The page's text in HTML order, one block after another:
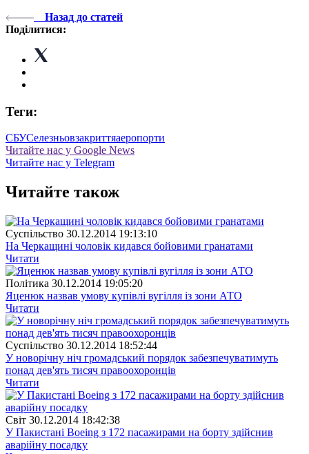
Назад до статей
Поділитися:
Теги:
СБУСелезньовзакриттяаеропорти
Читайте нас у Google News
Читайте нас у Telegram
Читайте також
Суспiльство 30.12.2014 19:13:10
На Черкащині чоловік кидався бойовими гранатами
Читати
Полiтика 30.12.2014 19:05:20
Яценюк назвав умову купівлі вугілля із зони АТО
Читати
Суспiльство 30.12.2014 18:52:44
У новорічну ніч громадський порядок забезпечуватимуть
понад дев'ять тисяч правоохоронців
Читати
Свiт 30.12.2014 18:42:38
У Пакистані Boeing з 172 пасажирами на борту здійснив
аварійну посадку